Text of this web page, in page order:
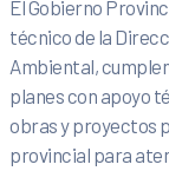
El Gobierno
técnico de la
Ambiental,
planes con apoyo
obras y proyectos
provincial para